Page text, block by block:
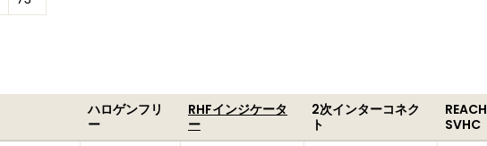
ハロゲンフリ
ー
RHFインジケータ
ー
2次インターコネク
ト
REACH
SVHC